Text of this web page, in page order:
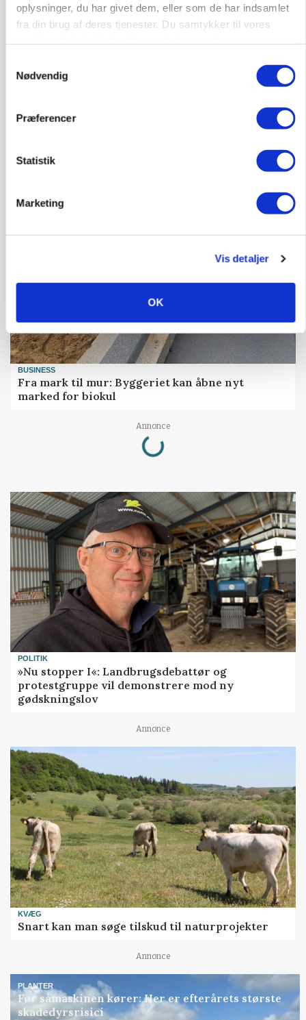
oplysninger, du har givet dem, eller som de har indsamlet
fra din brug af deres tjenester. Du samtykker til vores
Nødvendig
Præferencer
Statistik
Marketing
Vis detaljer
OK
Rådgiver om DB-Tjek: Små justeringer kan give
BUSINESS
Fra mark til mur: Byggeriet kan åbne nyt
marked for biokul
Annonce
Loading...
POLITIK
»Nu stopper I«: Landbrugsdebattør og
protestgruppe vil demonstrere mod ny
gødskningslov
Annonce
KVÆG
Snart kan man søge tilskud til naturprojekter
Annonce
PLANTER
Før såmaskinen kører: Her er efterårets største
skadedyrsrisici